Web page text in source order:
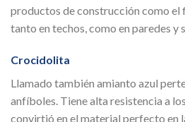
productos de construcción como el
tanto en techos, como en paredes y
Crocidolita
Llamado también amianto azul
anfíboles. Tiene alta resistencia a
convirtió en el material perfecto en